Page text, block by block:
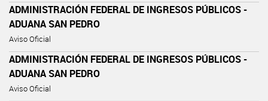
ADMINISTRACIÓN FEDERAL DE INGRESOS PÚBLICOS -
ADUANA SAN PEDRO
Aviso Oficial
ADMINISTRACIÓN FEDERAL DE INGRESOS PÚBLICOS -
ADUANA SAN PEDRO
Aviso Oficial